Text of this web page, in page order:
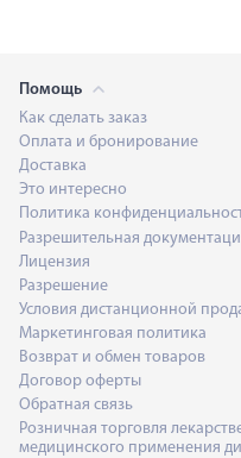
Помощь
Как сделать заказ
Оплата и бронирование
Доставка
Это интересно
Политика
Разрешительная
Лицензия
Разрешение
Условия дистанционной
Маркетинговая политика
Возврат и обмен товаров
Договор оферты
Обратная связь
Розничная торговля
медицинского применения